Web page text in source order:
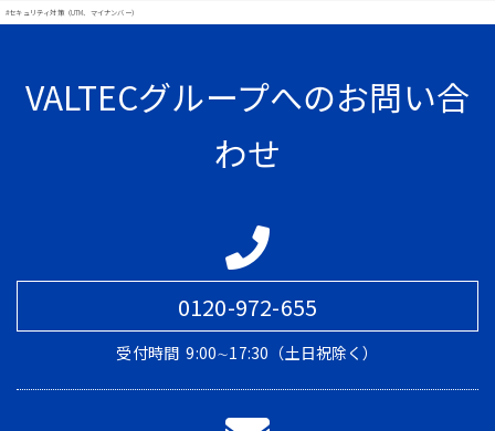
#セキュリティ対策（UTM、マイナンバー）
VALTECグループへのお問い合
わせ
0120-972-655
受付時間 9:00∼17:30（土日祝除く）